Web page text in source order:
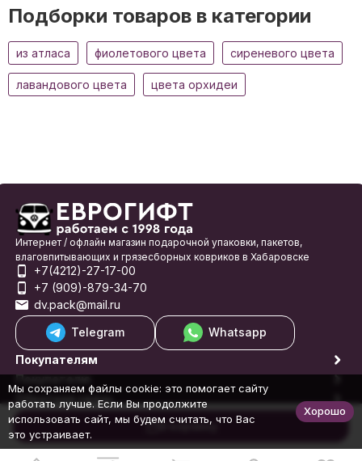
В корзину
Подборки товаров в категории
из атласа фиолетового цвета сиреневого цвета
лавандового цвета цвета орхидеи
Интернет / офлайн магазин подарочной упаковки, пакетов,
влаговпитывающих и грязесборных ковриков в Хабаровске
+7(4212)-27-17-00
+7 (909)-879-34-70
dv.pack@mail.ru
Telegram
Whatsapp
Покупателям
Покупателю
Обратная связь
© 1998-2026 Еврогифт
Мы сохраняем файлы cookie: это помогает сайту
работать лучше. Если Вы продолжите
использовать сайт, мы будем считать, что Вас
это устраивает.
Хорошо